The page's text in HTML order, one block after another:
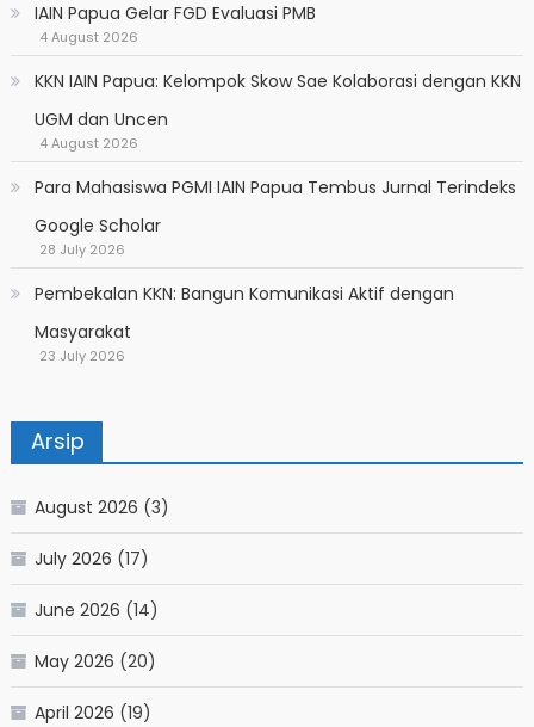
IAIN Papua Gelar FGD Evaluasi PMB
4 August 2026
KKN IAIN Papua: Kelompok Skow Sae Kolaborasi dengan KKN
UGM dan Uncen
4 August 2026
Para Mahasiswa PGMI IAIN Papua Tembus Jurnal Terindeks
Google Scholar
28 July 2026
Pembekalan KKN: Bangun Komunikasi Aktif dengan
Masyarakat
23 July 2026
Arsip
August 2026 (3)
July 2026 (17)
June 2026 (14)
May 2026 (20)
April 2026 (19)